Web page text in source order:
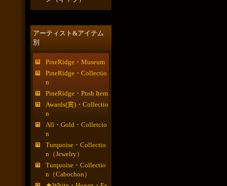
アーティスト&アイテム
別
PineRidge・Museum
PineRidge・Collectio
n
PineRidge・Push Item
Awards(賞)・Collectio
n
All・Gold・Colletcio
n
Turquoise・Collectio
n（Jewelry）
Turquoise・Collectio
n（Cabochon）